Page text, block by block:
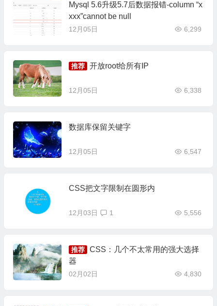
Mysql 5.6升级5.7后数据报错-column “x
xxx”cannot be null
12月05日 6,299
推荐 开放root给所有IP
12月05日 6,338
数据库保留关键字
12月05日 6,547
CSS把文字限制在圆形内
12月03日 5,556
1
推荐
CSS：几个不太常用的强大选择
器
02月02日 4,830